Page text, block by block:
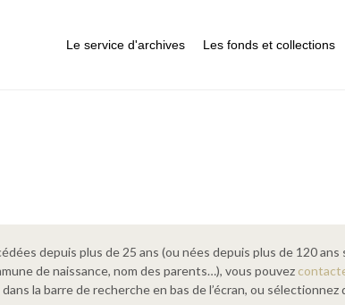
Le service d'archives Les fonds et collections
depuis plus de 25 ans (ou nées depuis plus de 120
de naissance, nom des parents…), vous pouvez
la barre de recherche en bas de l’écran, ou